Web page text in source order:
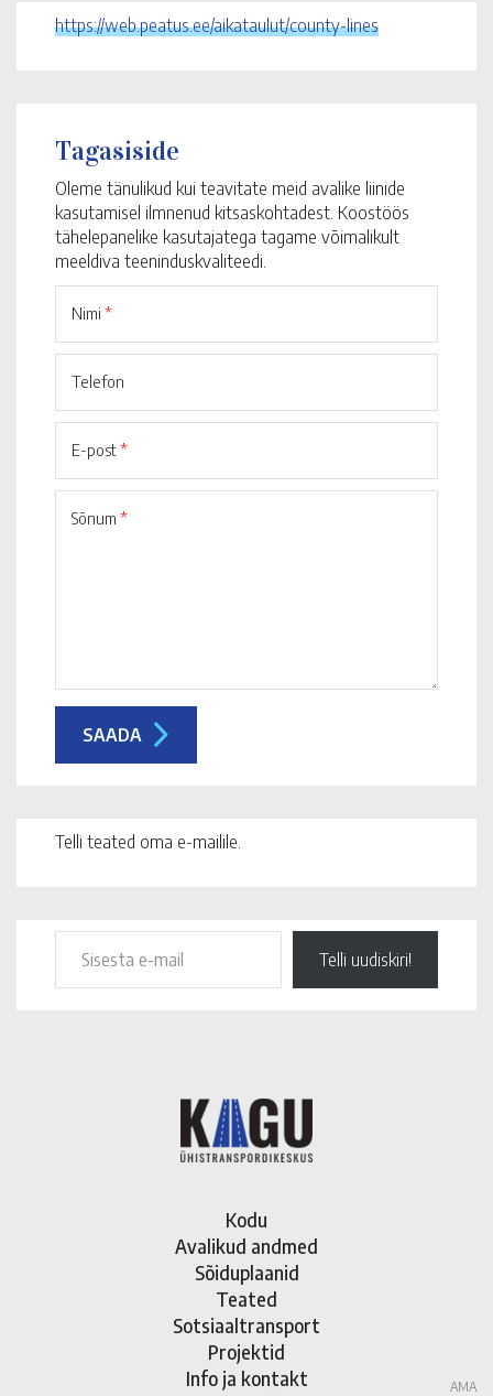
https://web.peatus.ee/aikataulut/county-lines
Tagasiside
Oleme tänulikud kui teavitate meid avalike liinide
kasutamisel ilmnenud kitsaskohtadest. Koostöös
tähelepanelike kasutajatega tagame võimalikult
meeldiva teeninduskvaliteedi.
Nimi *
Telefon
E-post*
Sõnum *
Telli teated oma e-mailile.
Telli uudiskiri!
Kodu
Avalikud andmed
Sõiduplaanid
Teated
Sotsiaaltransport
Projektid
Info ja kontakt
AMA